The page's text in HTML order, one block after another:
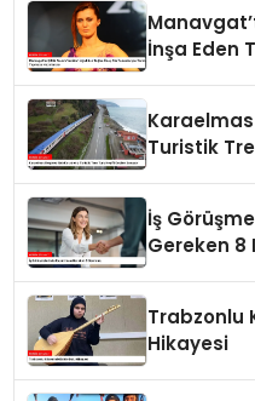
İnşa Eden
Karaelmas
Turistik
İş
Gereken 8
Trabzonlu
Hikayesi